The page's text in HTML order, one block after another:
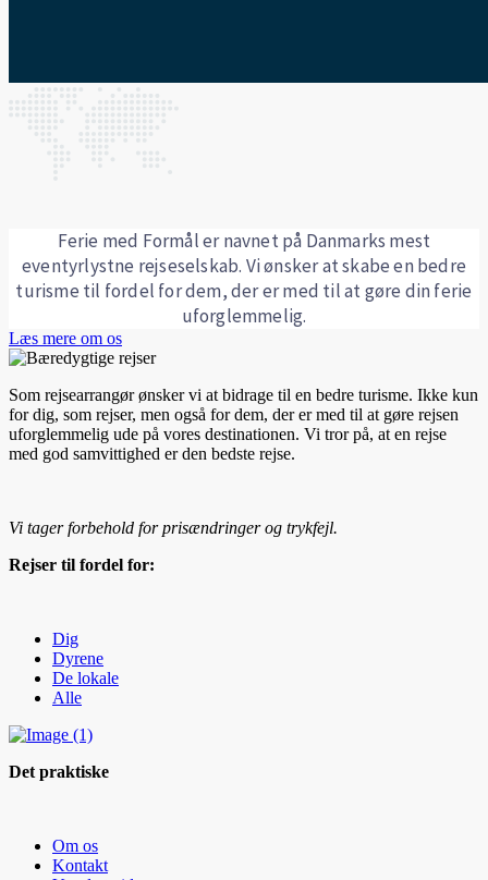
Ferie med Formål er navnet på Danmarks mest
eventyrlystne rejseselskab. Vi ønsker at skabe en bedre
turisme til fordel for dem, der er med til at gøre din ferie
uforglemmelig.
Læs mere om os
Som rejsearrangør ønsker vi at bidrage til en bedre turisme. Ikke kun
for dig, som rejser, men også for dem, der er med til at gøre rejsen
uforglemmelig ude på vores destinationen. Vi tror på, at en rejse
med god samvittighed er den bedste rejse.
Vi tager forbehold for prisændringer og trykfejl.
Rejser til fordel for:
Dig
Dyrene
De lokale
Alle
Det praktiske
Om os
Kontakt